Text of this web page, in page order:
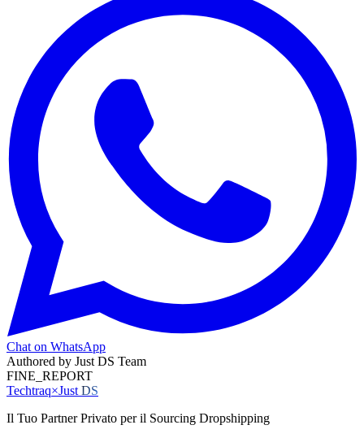
Chat on WhatsApp
Authored by Just DS Team
FINE_REPORT
Techtraq×Just DS
Il Tuo Partner Privato per il Sourcing Dropshipping